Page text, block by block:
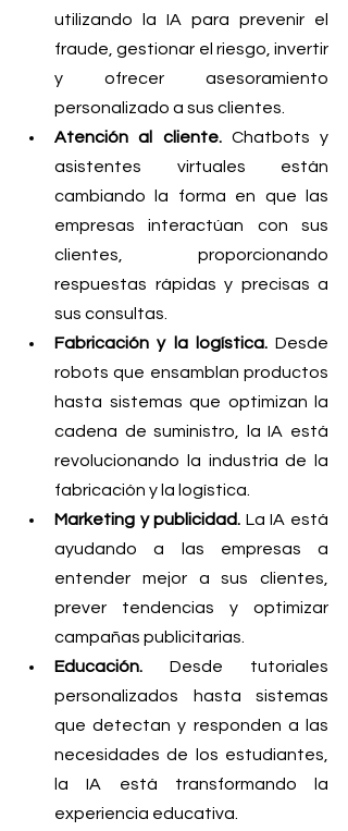
utilizando la IA para prevenir el
fraude, gestionar el riesgo, invertir
y ofrecer asesoramiento
personalizado a sus clientes.
Atención al cliente. Chatbots y
asistentes virtuales están
cambiando la forma en que las
empresas interactúan con sus
clientes, proporcionando
respuestas rápidas y precisas a
sus consultas.
Fabricación y la logística. Desde
robots que ensamblan productos
hasta sistemas que optimizan la
cadena de suministro, la IA está
revolucionando la industria de la
fabricación y la logística.
Marketing y publicidad. La IA está
ayudando a las empresas a
entender mejor a sus clientes,
prever tendencias y optimizar
campañas publicitarias.
Educación. Desde tutoriales
personalizados hasta sistemas
que detectan y responden a las
necesidades de los estudiantes,
la IA está transformando la
experiencia educativa.